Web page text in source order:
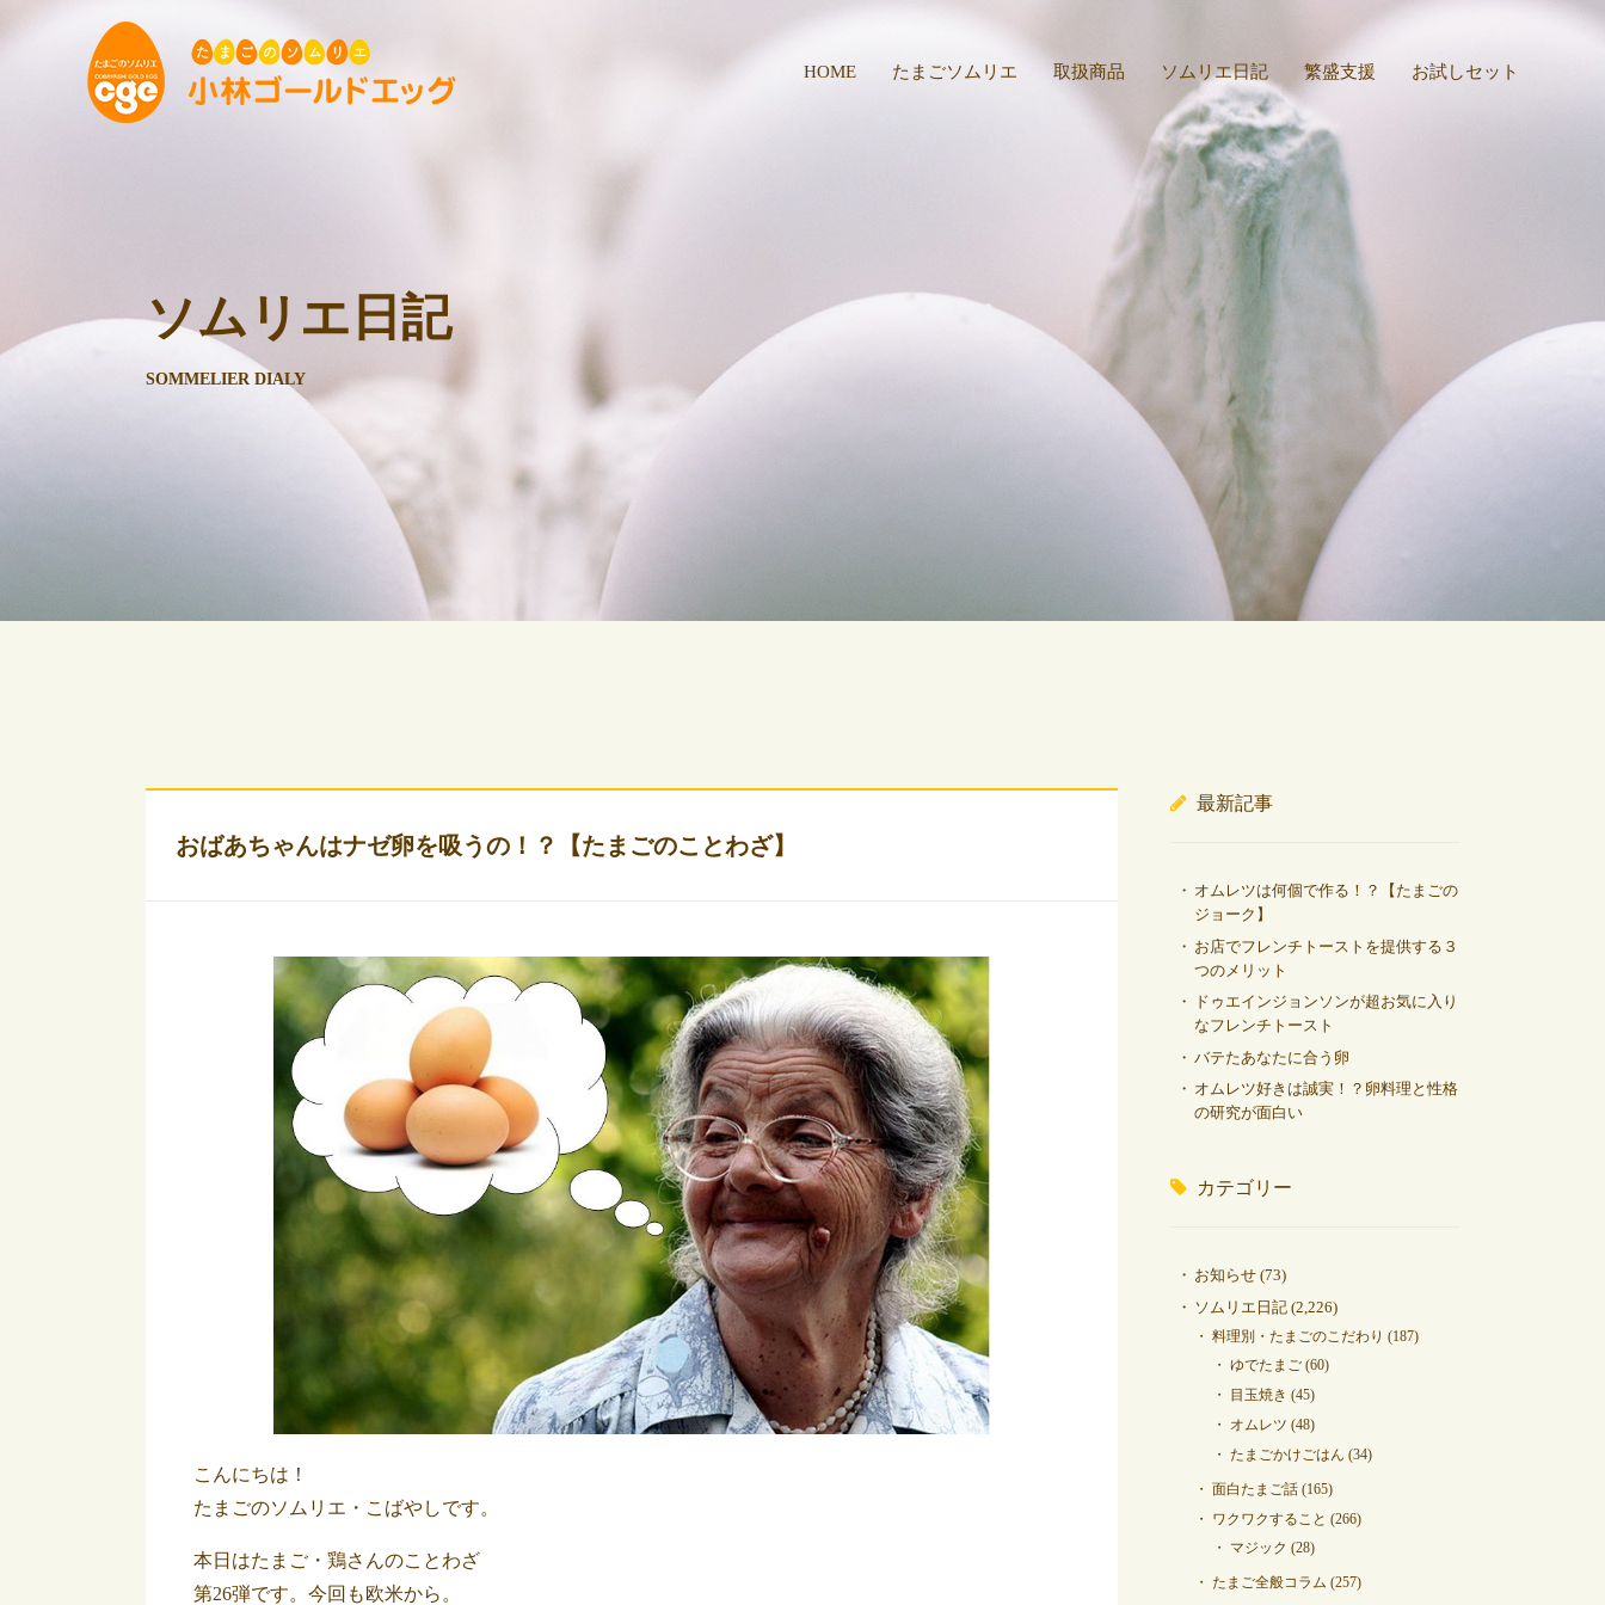
HOME たまごソムリエ 取扱商品 ソムリエ日記 繁盛支援 お試しセット
ソムリエ日記
SOMMELIER DIALY
おばあちゃんはナゼ卵を吸うの！？【たまごのことわざ】
こんにちは！
たまごのソムリエ・こばやしです。
本日はたまご・鶏さんのことわざ
第26弾です。今回も欧米から。
最新記事
オムレツは何個で作る！？【たまごの
ジョーク】
お店でフレンチトーストを提供する３
つのメリット
ドゥエインジョンソンが超お気に入り
なフレンチトースト
バテたあなたに合う卵
オムレツ好きは誠実！？卵料理と性格
の研究が面白い
カテゴリー
お知らせ (73)
ソムリエ日記 (2,226)
料理別・たまごのこだわり (187)
ゆでたまご (60)
目玉焼き (45)
オムレツ (48)
たまごかけごはん (34)
面白たまご話 (165)
ワクワクすること (266)
マジック (28)
たまご全般コラム (257)